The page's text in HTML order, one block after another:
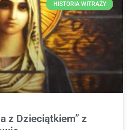
HISTORIA WITRAŻY
z Dzieciątkiem” z